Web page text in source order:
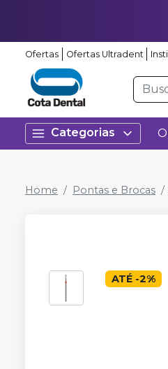
Ofertas Ofertas Ultradent
Categorias
Home Pontas e Brocas
ATÉ -2%